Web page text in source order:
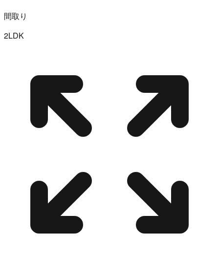
間取り
2LDK